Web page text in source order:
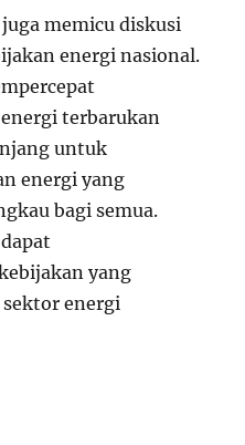
memicu diskusi
energi nasional.
terbarukan
untuk
energi yang
bagi semua.
yang
energi